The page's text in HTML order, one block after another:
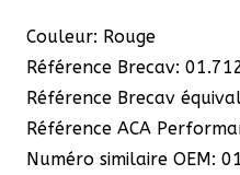
Couleur: Rouge
Référence Brecav:
Référence Brecav
Référence ACA
Numéro similaire OEM: